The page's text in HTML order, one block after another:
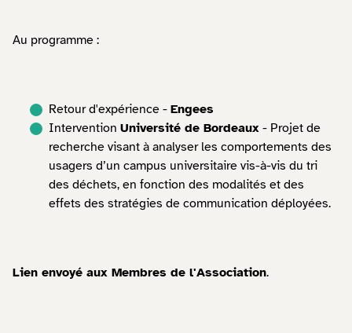
Au programme :
Retour d'expérience -Engees
InterventionUniversité de Bordeaux - Projet de
recherche visant à analyser les comportements des
usagers d’un campus universitaire vis-à-vis du tri
des déchets, en fonction des modalités et des
effets des stratégies de communication déployées.
Lien envoyé aux Membres de l'Association.